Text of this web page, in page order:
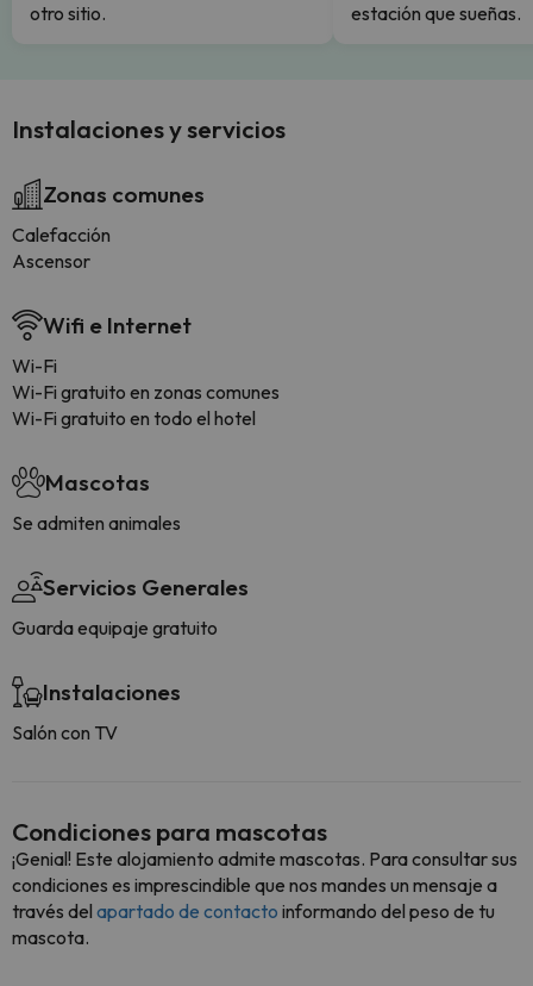
otro sitio.
estación que sueñas.
Instalaciones y servicios
Zonas comunes
Calefacción
Ascensor
Wifi e Internet
Wi-Fi
Wi-Fi gratuito en zonas comunes
Wi-Fi gratuito en todo el hotel
Mascotas
Se admiten animales
Servicios Generales
Guarda equipaje gratuito
Instalaciones
Salón con TV
Condiciones para mascotas
¡Genial! Este alojamiento admite mascotas. Para consultar sus
condiciones es imprescindible que nos mandes un mensaje a
través del apartado de contacto informando del peso de tu
mascota.